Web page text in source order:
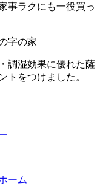
事ラクにも一役買っ
調湿効果に優れた薩
トをつけました。
ーム